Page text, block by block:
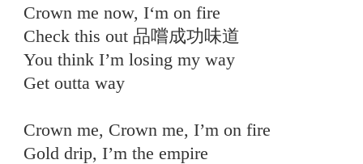
Crown me now, I‘m on fire
Check this out 品嚐成功味道
You think I’m losing my way
Get outta way
Crown me, Crown me, I’m on fire
Gold drip, I’m the empire